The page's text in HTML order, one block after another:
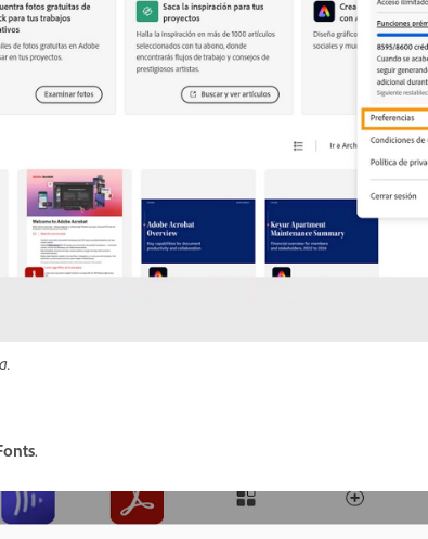
.